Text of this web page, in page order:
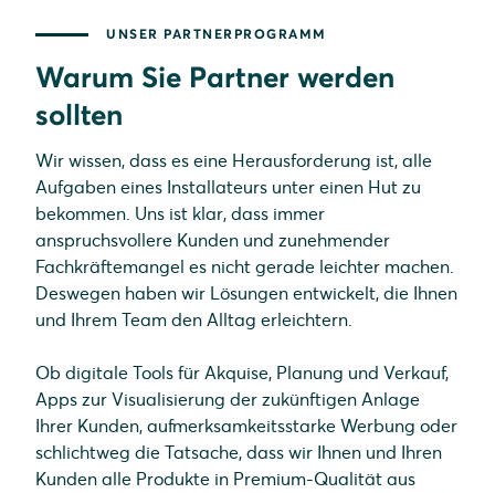
UNSER PARTNERPROGRAMM
Warum Sie Partner werden
sollten
Wir wissen, dass es eine Herausforderung ist, alle
Aufgaben eines Installateurs unter einen Hut zu
bekommen. Uns ist klar, dass immer
anspruchsvollere Kunden und zunehmender
Fachkräftemangel es nicht gerade leichter machen.
Deswegen haben wir Lösungen entwickelt, die Ihnen
und Ihrem Team den Alltag erleichtern.
Ob digitale Tools für Akquise, Planung und Verkauf,
Apps zur Visualisierung der zukünftigen Anlage
Ihrer Kunden, aufmerksamkeitsstarke Werbung oder
schlichtweg die Tatsache, dass wir Ihnen und Ihren
Kunden alle Produkte in Premium-Qualität aus